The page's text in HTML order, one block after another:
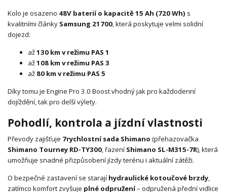
Kolo je osazeno 48V baterií o kapacitě 15 Ah (720 Wh) s
kvalitními články Samsung 21700, která poskytuje velmi solidní
dojezd:
až130 km v režimu PAS 1
až108 km v režimu PAS 3
až 80 km v režimu PAS 5
Díky tomu je Engine Pro 3.0 Boost vhodný jak pro každodenní
dojíždění, tak pro delší výlety.
Pohodlí, kontrola a jízdní vlastnosti
Převody zajišťuje 7rychlostní sada Shimano (přehazovačka
Shimano Tourney RD-TY300, řazení Shimano SL-M315-7R), která
umožňuje snadné přizpůsobení jízdy terénu i aktuální zátěži.
O bezpečné zastavení se starají hydraulické kotoučové brzdy,
zatímco komfort zvyšuje plné odpružení– odpružená přední vidlice